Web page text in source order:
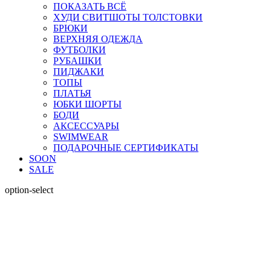
ПОКАЗАТЬ ВСЁ
ХУДИ СВИТШОТЫ ТОЛСТОВКИ
БРЮКИ
ВЕРХНЯЯ ОДЕЖДА
ФУТБОЛКИ
РУБАШКИ
ПИДЖАКИ
ТОПЫ
ПЛАТЬЯ
ЮБКИ ШОРТЫ
БОДИ
АКСЕССУАРЫ
SWIMWEAR
ПОДАРОЧНЫЕ СЕРТИФИКАТЫ
SOON
SALE
option-select